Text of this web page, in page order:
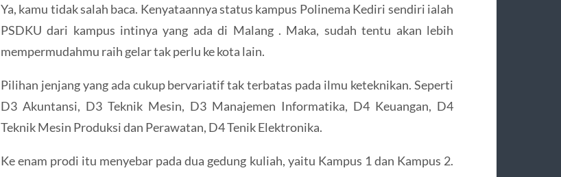
Ya, kamu tidak salah baca. Kenyataannya status kampus Polinema Kediri sendiri ialah
PSDKU dari kampus intinya yang ada di Malang . Maka, sudah tentu akan lebih
mempermudahmu raih gelar tak perlu ke kota lain.
Pilihan jenjang yang ada cukup bervariatif tak terbatas pada ilmu keteknikan. Seperti
D3 Akuntansi, D3 Teknik Mesin, D3 Manajemen Informatika, D4 Keuangan, D4
Teknik Mesin Produksi dan Perawatan, D4 Tenik Elektronika.
Ke enam prodi itu menyebar pada dua gedung kuliah, yaitu Kampus 1 dan Kampus 2.